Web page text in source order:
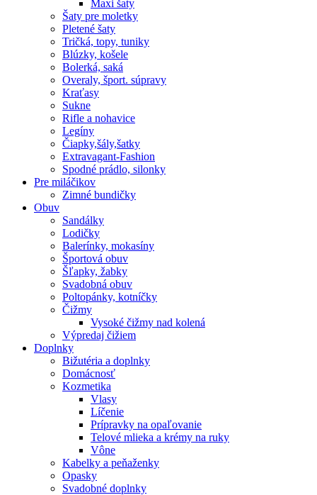
Maxi šaty
Šaty pre moletky
Pletené šaty
Tričká, topy, tuniky
Blúzky, košele
Bolerká, saká
Overaly, šport. súpravy
Kraťasy
Sukne
Rifle a nohavice
Legíny
Čiapky,šály,šatky
Extravagant-Fashion
Spodné prádlo, silonky
Pre miláčikov
Zimné bundičky
Obuv
Sandálky
Lodičky
Balerínky, mokasíny
Športová obuv
Šľapky, žabky
Svadobná obuv
Poltopánky, kotníčky
Čižmy
Vysoké čižmy nad kolená
Výpredaj čižiem
Doplnky
Bižutéria a doplnky
Domácnosť
Kozmetika
Vlasy
Líčenie
Prípravky na opaľovanie
Telové mlieka a krémy na ruky
Vône
Kabelky a peňaženky
Opasky
Svadobné doplnky